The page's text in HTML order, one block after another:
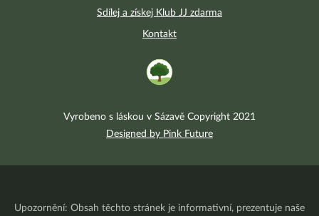
Sdílej a získej Klub JJ zdarma
Kontakt
Vyrobeno s láskou v Sázavě Copyright 2021
Designed by Pink Future
Upozornění: Obsah těchto stránek je informativní, prezentuje naše